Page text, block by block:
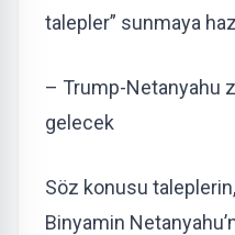
talepler” sunmaya
– Trump-Netanyahu
gelecek
Söz konusu
Binyamin